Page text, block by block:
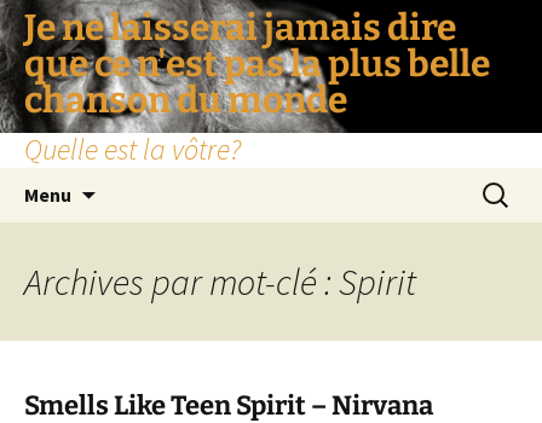
Je ne laisserai jamais dire
que ce n'est pas la plus belle
chanson du monde
Quelle est la vôtre?
Menu
Archives par mot-clé : Spirit
Smells Like Teen Spirit – Nirvana